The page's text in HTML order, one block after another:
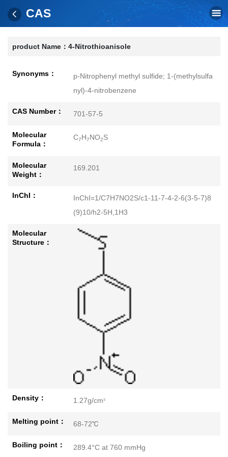
CAS
product Name： 4-Nitrothioanisole
Synonyms：
p-Nitrophenyl methyl sulfide; 1-(methylsulfa
nyl)-4-nitrobenzene
CAS Number： 701-57-5
Molecular
Formula：
C7H7NO2S
Molecular
Weight：
169.201
InChI：
InChI=1/C7H7NO2S/c1-11-7-4-2-6(3-5-7)8
(9)10/h2-5H,1H3
Molecular
Structure：
Density： 1.27g/cm3
Melting point： 68-72℃
Boiling point： 289.4°C at 760 mmHg